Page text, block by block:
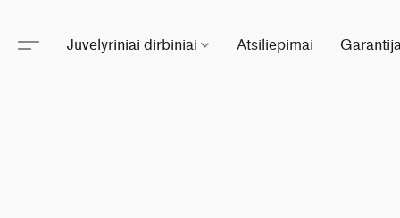
Juvelyriniai dirbiniai Atsiliepimai